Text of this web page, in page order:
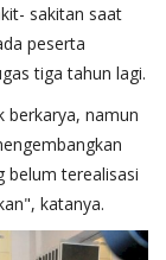
sakitan saat
peserta
tiga tahun lagi.
berkarya, namun
belum terealisasi
katanya.